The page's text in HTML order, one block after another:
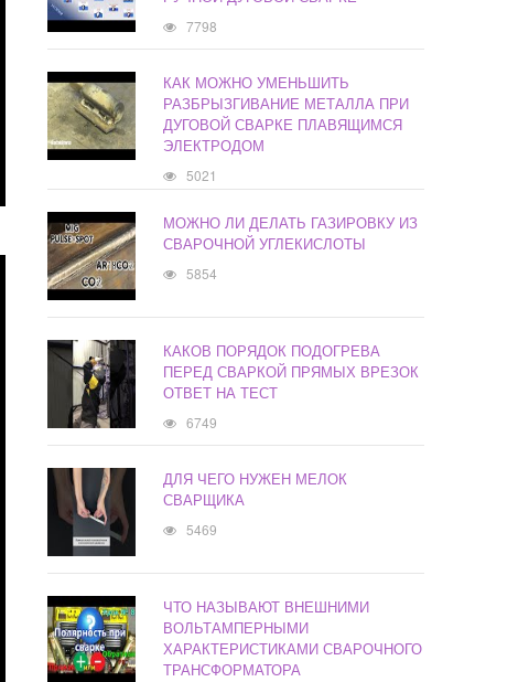
7798
КАК МОЖНО УМЕНЬШИТЬ
РАЗБРЫЗГИВАНИЕ МЕТАЛЛА ПРИ
ДУГОВОЙ СВАРКЕ ПЛАВЯЩИМСЯ
ЭЛЕКТРОДОМ
5021
МОЖНО ЛИ ДЕЛАТЬ ГАЗИРОВКУ ИЗ
СВАРОЧНОЙ УГЛЕКИСЛОТЫ
5854
КАКОВ ПОРЯДОК ПОДОГРЕВА
ПЕРЕД СВАРКОЙ ПРЯМЫХ ВРЕЗОК
ОТВЕТ НА ТЕСТ
6749
ДЛЯ ЧЕГО НУЖЕН МЕЛОК
СВАРЩИКА
5469
ЧТО НАЗЫВАЮТ ВНЕШНИМИ
ВОЛЬТАМПЕРНЫМИ
ХАРАКТЕРИСТИКАМИ СВАРОЧНОГО
ТРАНСФОРМАТОРА